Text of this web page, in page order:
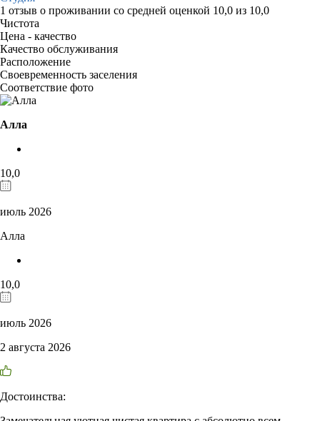
1 отзыв о проживании со средней оценкой 10,0 из 10,0
Чистота
Цена - качество
Качество обслуживания
Расположение
Своевременность заселения
Соответствие фото
Алла
10,0
июль 2026
Алла
10,0
июль 2026
2 августа 2026
Достоинства: